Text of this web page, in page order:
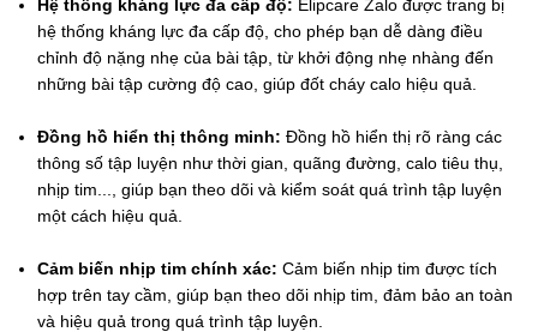
Hệ thống kháng lực đa cấp độ: Elipcare Zalo được trang bị
hệ thống kháng lực đa cấp độ, cho phép bạn dễ dàng điều
chỉnh độ nặng nhẹ của bài tập, từ khởi động nhẹ nhàng đến
những bài tập cường độ cao, giúp đốt cháy calo hiệu quả.
Đồng hồ hiển thị thông minh: Đồng hồ hiển thị rõ ràng các
thông số tập luyện như thời gian, quãng đường, calo tiêu thụ,
nhịp tim..., giúp bạn theo dõi và kiểm soát quá trình tập luyện
một cách hiệu quả.
Cảm biến nhịp tim chính xác: Cảm biến nhịp tim được tích
hợp trên tay cầm, giúp bạn theo dõi nhịp tim, đảm bảo an toàn
và hiệu quả trong quá trình tập luyện.